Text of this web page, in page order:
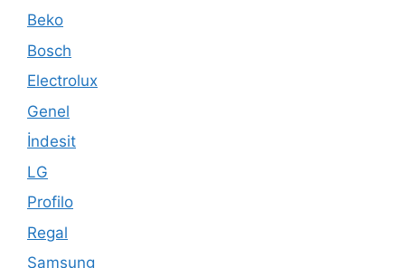
Beko
Bosch
Electrolux
Genel
İndesit
LG
Profilo
Regal
Samsung